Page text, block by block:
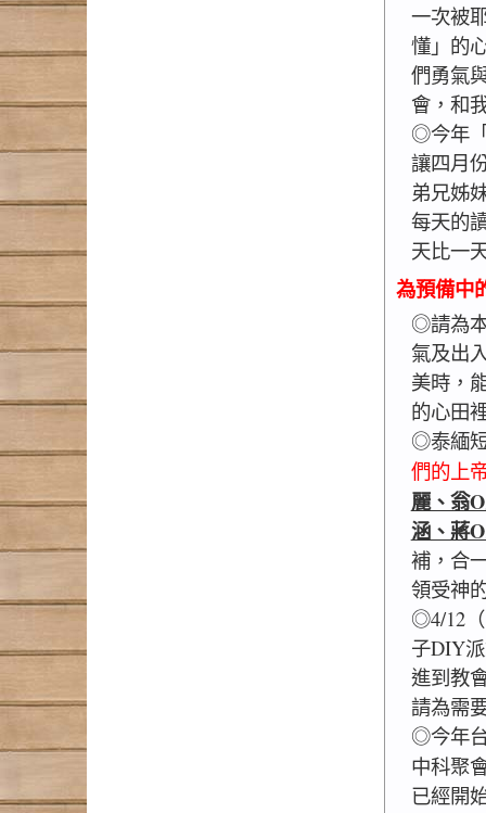
一次被
懂」的
們勇氣
會，和
◎今年
讓四月
弟兄姊
每天的
天比一
為預備中
◎請為
氣及出
美時，
的心田
◎泰緬
們的上
麗、翁
涵、蔣
補，合
領受神
◎4/12
子DIY
進到教
請為需
◎今年
中科聚
已經開